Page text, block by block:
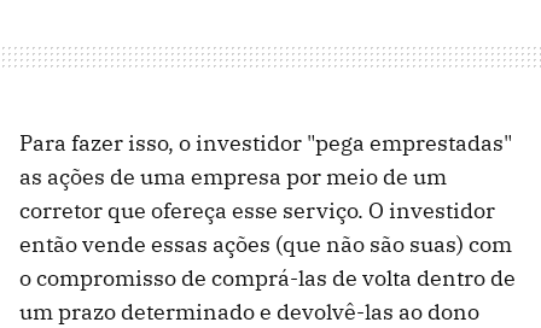
Para fazer isso, o investidor "pega emprestadas"
as ações de uma empresa por meio de um
corretor que ofereça esse serviço. O investidor
então vende essas ações (que não são suas) com
o compromisso de comprá-las de volta dentro de
um prazo determinado e devolvê-las ao dono